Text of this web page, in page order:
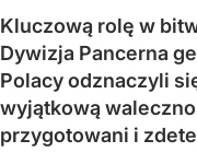
Kluczową rolę w
Dywizja Pancerna
Polacy odznaczyli
wyjątkową
przygotowani i